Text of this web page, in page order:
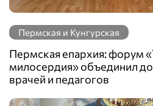
Пермская и Кунгурская
Пермская епархия: форум
милосердия» объединил
врачей и педагогов